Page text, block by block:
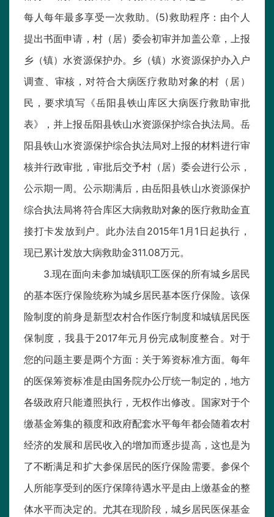
每人每年最多享受一次救助。(5)救助程序：由个人
提出书面申请，村（居）委会初审并加盖公章，上报
乡（镇）水资源保护办。乡（镇）水资源保护办入户
调查、审核，对符合大病医疗救助对象的村（居）
民，要求填写《岳阳县铁山库区大病医疗救助审批
表》，并上报岳阳县铁山水资源保护综合执法局。岳
阳县铁山水资源保护综合执法局对上报的材料进行审
核并行政审批，审批后交予村（居）委会进行公示，
公示期一周。公示期满后，由岳阳县铁山水资源保护
综合执法局将符合库区大病救助对象的医疗救助金直
接打卡发放到户。此办法自2015年1月1日起执行，
现已累计发放大病救助金311.08万元。
3.现在面向未参加城镇职工医保的所有城乡居民
的基本医疗保险统称为城乡居民基本医疗保险。该保
险制度的前身是新型农村合作医疗制度和城镇居民医
保制度，我县于2017年元月份完成制度整合。对于
您的问题主要是两个方面：关于筹资标准方面。每年
的医保筹资标准是由国务院办公厅统一制定的，地方
各级政府只能遵照执行，无权作出修改。国家对于个
缴基金筹集的额度和政府配套水平每年都会随着农村
经济的发展和居民收入的增加而逐步提高，这也是为
了不断满足和扩大参保居民的医疗保险需要。参保个
人所能享受到的医疗保障待遇水平是由上缴基金的整
体水平而决定的。尤其在现阶段，城乡居民医保基金